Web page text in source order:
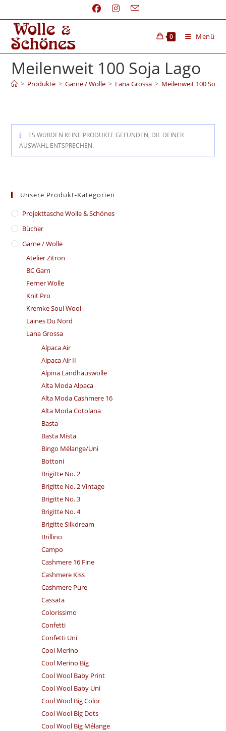
0 Menü
Meilenweit 100 Soja Lago
> Produkte > Garne / Wolle > Lana Grossa > Meilenweit 100 Soja
ES WURDEN KEINE PRODUKTE GEFUNDEN, DIE DEINER
AUSWAHL ENTSPRECHEN.
Unsere Produkt-Kategorien
​Projekttasche Wolle & Schönes
Bücher
Garne / Wolle
Atelier Zitron
BC Garn
Ferner Wolle
Knit Pro
Kremke Soul Wool
Laines Du Nord
Lana Grossa
Alpaca Air
Alpaca Air II
Alpina Landhauswolle
Alta Moda Alpaca
Alta Moda Cashmere 16
Alta Moda Cotolana
Basta
Basta Mista
Bingo Mélange/​Uni
Bottoni
Brigitte No. 2
Brigitte No. 2 Vintage
Brigitte No. 3
Brigitte No. 4
Brigitte Silkdream
Brillino
Campo
Cashmere 16 Fine
Cashmere Kiss
Cashmere Pure
Cassata
Colorissimo
Confetti
Confetti Uni
Cool Merino
Cool Merino Big
Cool Wool Baby Print
Cool Wool Baby Uni
Cool Wool Big Color
Cool Wool Big Dots
Cool Wool Big Mélange